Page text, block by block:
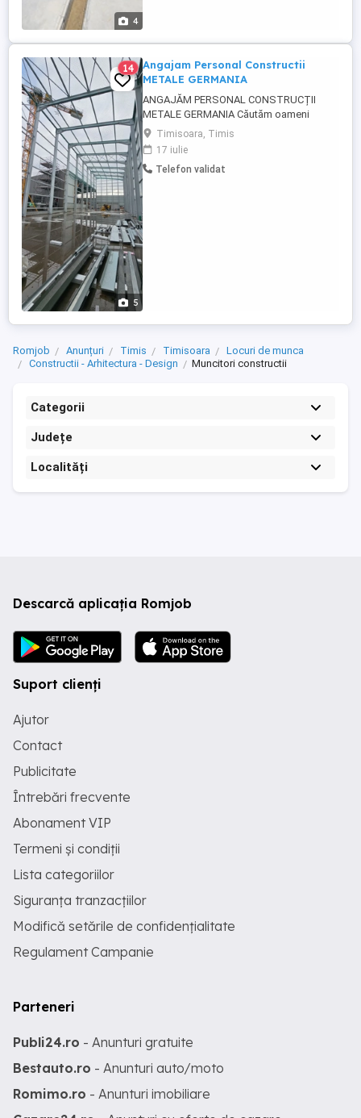
4
5
14
Angajam Personal Constructii
METALE GERMANIA
ANGAJĂM PERSONAL CONSTRUCȚII
METALE GERMANIA Căutăm oameni
serioși, calificați și motivați, care vor să
lucreze într-un mediu stabil și
profesionist! Domeniu: Construcții
metalice Montaj hale industriale Locație:
Timisoara, Timis
17 iulie
Telefon validat
Romjob Anunțuri Timis Timisoara
Locuri de munca
Constructii - Arhitectura - Design
Muncitori constructii
Categorii
Județe
Localități
Descarcă aplicația Romjob
Suport clienți
Ajutor
Contact
Publicitate
Întrebări frecvente
Abonament VIP
Termeni și condiții
Lista categoriilor
Siguranța tranzacțiilor
Modifică setările de confidențialitate
Regulament Campanie
Parteneri
Publi24.ro - Anunturi gratuite
Bestauto.ro - Anunturi auto/moto
Romimo.ro - Anunturi imobiliare